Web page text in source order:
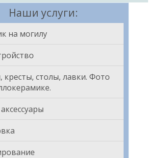
Наши услуги:
на могилу
кресты, столы, лавки. Фото